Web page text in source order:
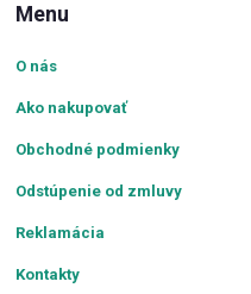
Menu
O nás
Ako nakupovať
Obchodné podmienky
Odstúpenie od zmluvy
Reklamácia
Kontakty